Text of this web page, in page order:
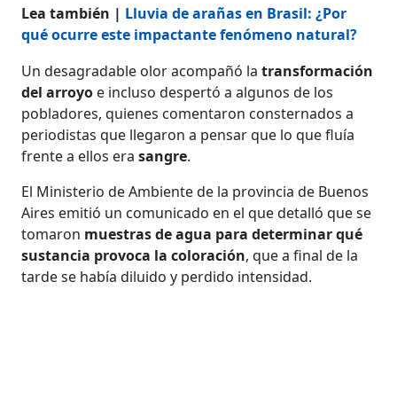
Lea también | Lluvia de arañas en Brasil: ¿Por
qué ocurre este impactante fenómeno natural?
Un desagradable olor acompañó latransformación
del arroyo e incluso despertó a algunos de los
pobladores, quienes comentaron consternados a
periodistas que llegaron a pensar que lo que fluía
frente a ellos erasangre.
El Ministerio de Ambiente de la provincia de Buenos
Aires emitió un comunicado en el que detalló que se
tomaron muestras de agua para determinar qué
sustancia provoca la coloración, que a final de la
tarde se había diluido y perdido intensidad.